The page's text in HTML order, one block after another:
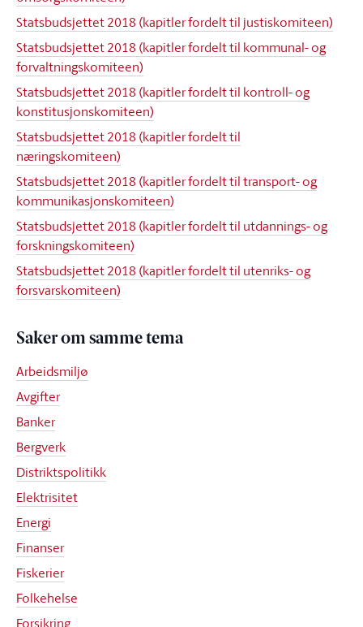
Statsbudsjettet 2018 (kapitler fordelt til justiskomiteen)
Statsbudsjettet 2018 (kapitler fordelt til kommunal- og
forvaltningskomiteen)
Statsbudsjettet 2018 (kapitler fordelt til kontroll- og
konstitusjonskomiteen)
Statsbudsjettet 2018 (kapitler fordelt til
næringskomiteen)
Statsbudsjettet 2018 (kapitler fordelt til transport- og
kommunikasjonskomiteen)
Statsbudsjettet 2018 (kapitler fordelt til utdannings- og
forskningskomiteen)
Statsbudsjettet 2018 (kapitler fordelt til utenriks- og
forsvarskomiteen)
Saker om samme tema
Arbeidsmiljø
Avgifter
Banker
Bergverk
Distriktspolitikk
Elektrisitet
Energi
Finanser
Fiskerier
Folkehelse
Forsikring